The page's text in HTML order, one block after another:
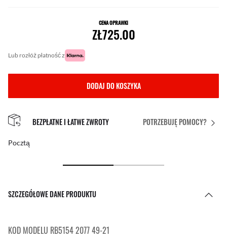
CENA OPRAWKI
ZŁ725.00
lub rozłóż płatność z
DODAJ DO KOSZYKA
POTRZEBUJĘ POMOCY?
BEZPŁATNE I ŁATWE ZWROTY
Pocztą
SZCZEGÓŁOWE DANE PRODUKTU
KOD MODELU RB5154 2077 49-21